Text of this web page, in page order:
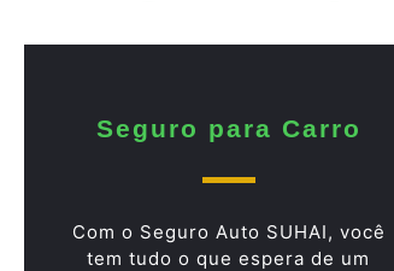
Seguro para Carro
Com o Seguro Auto SUHAI, você
tem tudo o que espera de um